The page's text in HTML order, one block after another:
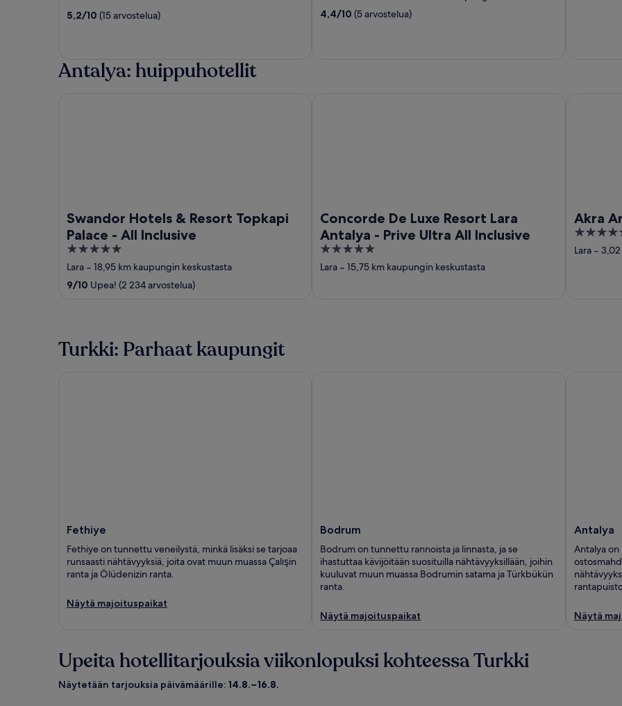
5,2/10 (15 arvostelua)
4,4/10 (5 arvostelua)
Antalya: huippuhotellit
Swandor Hotels & Resort Topkapi
Palace - All Inclusive
5
out
of
Lara ‐ 18,95 km kaupungin keskustasta
9/10 Upea! (2 234 arvostelua)
Concorde De Luxe Resort Lara
Antalya - Prive Ultra All Inclusive
5
out
Lara ‐ 15,75 km kaupungin keskustasta
Akra
5
out
Lara ‐
Turkki: Parhaat kaupungit
Fethiye
Fethiye on tunnettu veneilystä, minkä lisäksi se tarjoaa
runsaasti nähtävyyksiä, joita ovat muun muassa Çalışin
ranta ja Ölüdenizin ranta.
Näytä majoituspaikat
Bodrum
Bodrum on tunnettu rannoista ja linnasta, ja se
ihastuttaa kävijöitään suosituilla nähtävyyksillään, joihin
kuuluvat muun muassa Bodrumin satama ja Türkbükün
ranta.
Näytä majoituspaikat
Antalya
Antalya on
Näytä
Upeita hotellitarjouksia viikonlopuksi kohteessa Turkki
Näytetään tarjouksia päivämäärille: 14.8.−16.8.